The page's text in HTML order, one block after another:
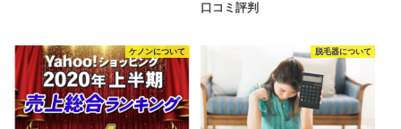
口コミ評判
ケノンについて 脱毛器について